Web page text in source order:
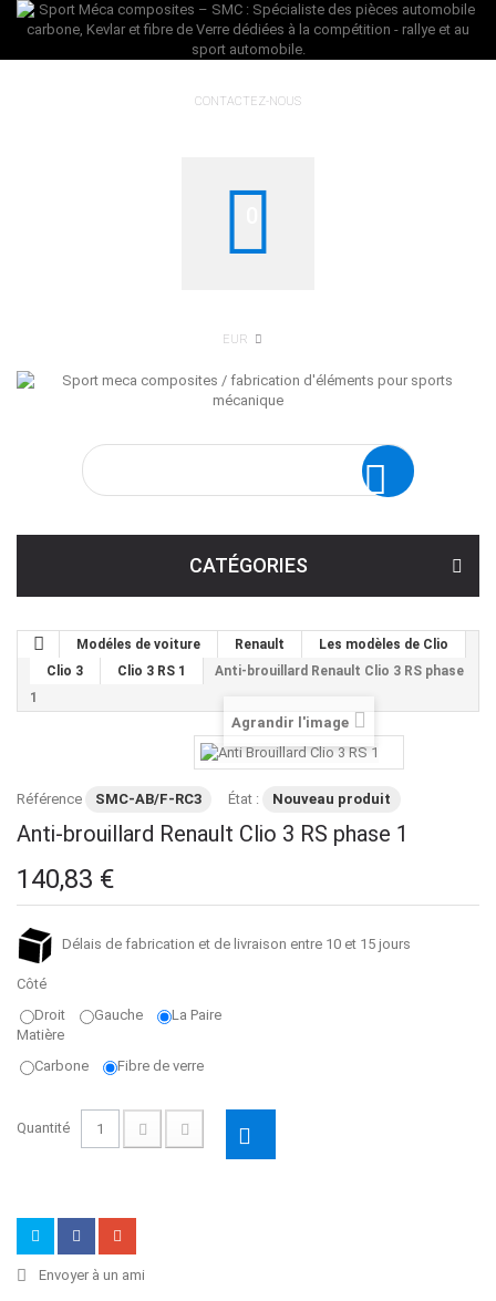
CONTACTEZ-NOUS
EUR
CATÉGORIES
Modéles de voiture Renault
Les modèles de Clio
Clio 3
Clio 3 RS 1
Anti-brouillard Renault Clio 3 RS phase
1
Agrandir l'image
Référence SMC-AB/F-RC3 État : Nouveau produit
Anti-brouillard Renault Clio 3 RS phase 1
140,83 €
Délais de fabrication et de livraison entre 10 et 15 jours
Côté
Droit
Gauche
La Paire
Matière
Carbone
Fibre de verre
Quantité
Envoyer à un ami